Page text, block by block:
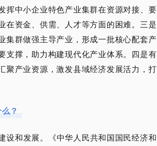
挥中小企业特色产业集群在资源对接、要
在资金、供需、人才等方面的困难。三是
集群做强主导产业，形成一批核心配套产
支撑，助力构建现代化产业体系。四是有
聚产业资源，激发县域经济发展活力，打
？
设和发展。《中华人民共和国国民经济和